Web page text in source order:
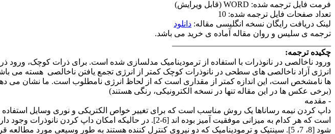
فرمت فایل ترجمه شده: WORD (قابل ویرایش)
تعداد صفحات فایل ترجمه شده: 10
لینک دریافت رایگان نسخه انگلیسی مقاله: دانلود
ترجمه ی سلیس و روان مقاله آماده ی خرید می باشد.
چکیده ترجمه:
ورود ناخالصی در نانوذرات با استفاده از ترمودینامیک مدلسازی شده است. برای ذرات کوچک،
انرژی آزاد ناخالصی های سطحی در نانوذرات کوچک کمتر از انرژی تجمع یافتن ناخالصی هسته می
ها نامشخص است، این اندازه کمتر از مقداری است که از لحاظ انرژی نامطلوب است. ما نشان می
(برخی عکس ها در این مقاله تنها در نسخه الکترونیکی، رنگی هستند)
- مقدمه
است که هر کدام به میزانی موفقیت آمیز بوده اند [6-2]. در